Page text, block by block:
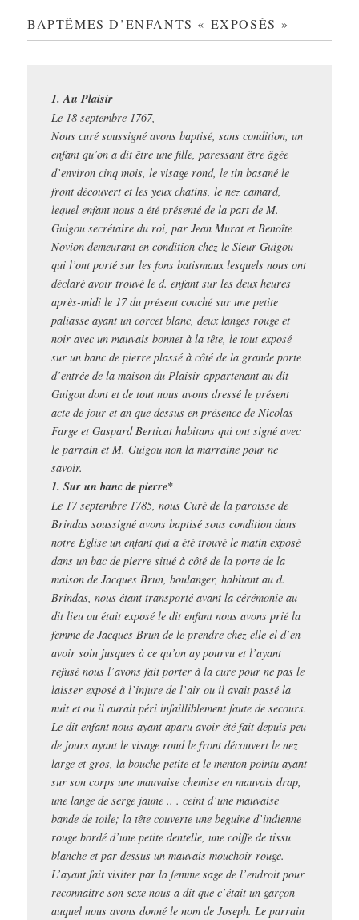
BAPTÊMES D’ENFANTS « EXPOSÉS »
1. Au Plaisir
Le 18 septembre 1767,
Nous curé soussigné avons baptisé, sans condition, un
enfant qu’on a dit être une fille, paressant être âgée
d’environ cinq mois, le visage rond, le tin basané le
front découvert et les yeux chatins, le nez camard,
lequel enfant nous a été présenté de la part de M.
Guigou secrétaire du roi, par Jean Murat et Benoîte
Novion demeurant en condition chez le Sieur Guigou
qui l’ont porté sur les fons batismaux lesquels nous ont
déclaré avoir trouvé le d. enfant sur les deux heures
après-midi le 17 du présent couché sur une petite
paliasse ayant un corcet blanc, deux langes rouge et
noir avec un mauvais bonnet à la tête, le tout exposé
sur un banc de pierre plassé à côté de la grande porte
d’entrée de la maison du Plaisir appartenant au dit
Guigou dont et de tout nous avons dressé le présent
acte de jour et an que dessus en présence de Nicolas
Farge et Gaspard Berticat habitans qui ont signé avec
le parrain et M. Guigou non la marraine pour ne
savoir.
1. Sur un banc de pierre*
Le 17 septembre 1785, nous Curé de la paroisse de
Brindas soussigné avons baptisé sous condition dans
notre Eglise un enfant qui a été trouvé le matin exposé
dans un bac de pierre situé à côté de la porte de la
maison de Jacques Brun, boulanger, habitant au d.
Brindas, nous étant transporté avant la cérémonie au
dit lieu ou était exposé le dit enfant nous avons prié la
femme de Jacques Brun de le prendre chez elle el d’en
avoir soin jusques à ce qu’on ay pourvu et l’ayant
refusé nous l’avons fait porter à la cure pour ne pas le
laisser exposé à l’injure de l’air ou il avait passé la
nuit et ou il aurait péri infailliblement faute de secours.
Le dit enfant nous ayant aparu avoir été fait depuis peu
de jours ayant le visage rond le front découvert le nez
large et gros, la bouche petite et le menton pointu ayant
sur son corps une mauvaise chemise en mauvais drap,
une lange de serge jaune .. . ceint d’une mauvaise
bande de toile; la tête couverte une beguine d’indienne
rouge bordé d’une petite dentelle, une coiffe de tissu
blanche et par-dessus un mauvais mouchoir rouge.
L’ayant fait visiter par la femme sage de l’endroit pour
reconnaître son sexe nous a dit que c’était un garçon
auquel nous avons donné le nom de Joseph. Le parrain